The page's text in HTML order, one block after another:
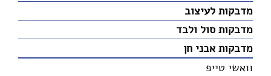
מדבקות לעיצוב
מדבקות סול ולבד
מדבקות אבני חן
וואשי טייפ